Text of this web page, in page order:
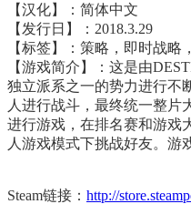
【汉化】：简体中文
【发行日】：2018.3.29
【标签】：策略，即时战
【游戏简介】：这是由
独立派系之一的势力进行不
人进行战斗，最终统一整
进行游戏，在排名赛和游戏
人游戏模式下挑战好友。游
Steam链接： http://